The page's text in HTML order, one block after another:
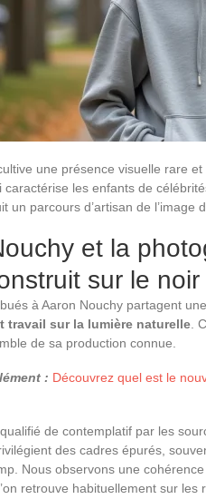
une présence visuelle rare
caractérise les enfants de
un parcours d’artisan de
et la
sur le
à Aaron Nouchy partagent
travail sur la lumière naturelle .
de sa production connue.
: Découvrez quel est le
de contemplatif par les
des cadres épurés,
Nous observons une
retrouve habituellement sur les